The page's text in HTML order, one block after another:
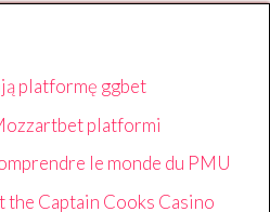
platformę ggbet
platformi
le monde du PMU
the Captain Cooks Casino